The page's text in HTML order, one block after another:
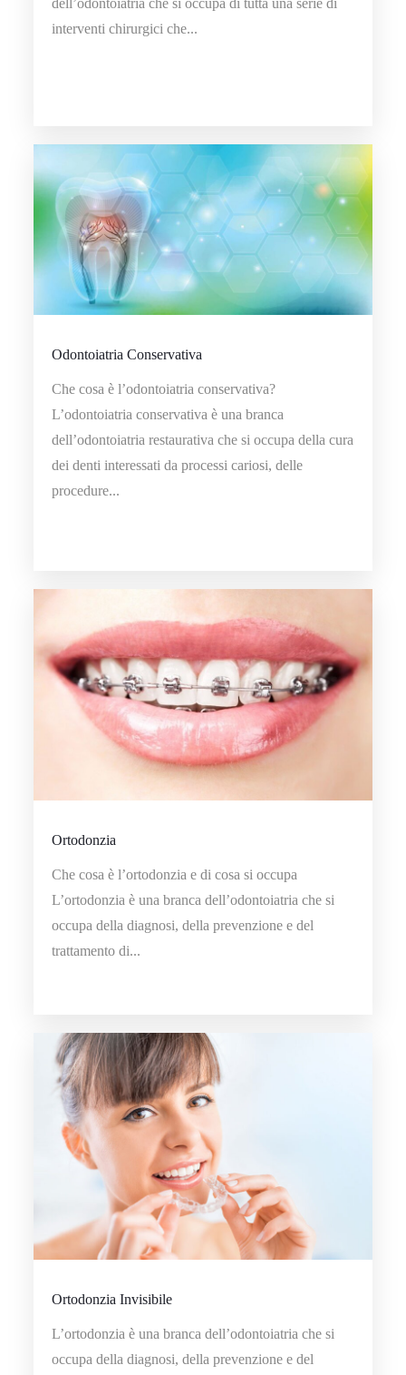
dell’odontoiatria che si occupa di tutta una serie di
interventi chirurgici che...
Odontoiatria Conservativa
Che cosa è l’odontoiatria conservativa?
L’odontoiatria conservativa è una branca
dell’odontoiatria restaurativa che si occupa della cura
dei denti interessati da processi cariosi, delle
procedure...
Ortodonzia
Che cosa è l’ortodonzia e di cosa si occupa
L’ortodonzia è una branca dell’odontoiatria che si
occupa della diagnosi, della prevenzione e del
trattamento di...
Ortodonzia Invisibile
L’ortodonzia è una branca dell’odontoiatria che si
occupa della diagnosi, della prevenzione e del